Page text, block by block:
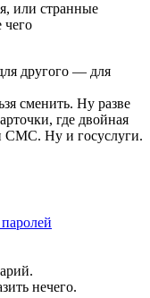
или странные
чего
другого — для
сменить. Ну разве
где двойная
СМС. Ну и госуслуги.
нечего.